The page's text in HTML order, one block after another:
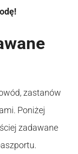
zastanów
Poniżej
zadawane